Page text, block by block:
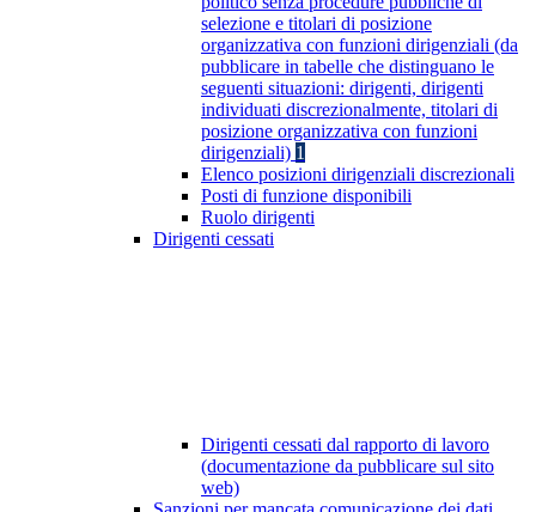
selezione e titolari di posizione
organizzativa con funzioni dirigenziali (da
pubblicare in tabelle che distinguano le
seguenti situazioni: dirigenti, dirigenti
individuati discrezionalmente, titolari di
posizione organizzativa con funzioni
dirigenziali) 1
Elenco posizioni dirigenziali discrezionali
Posti di funzione disponibili
Ruolo dirigenti
Dirigenti cessati
Dirigenti cessati dal rapporto di lavoro
(documentazione da pubblicare sul sito
web)